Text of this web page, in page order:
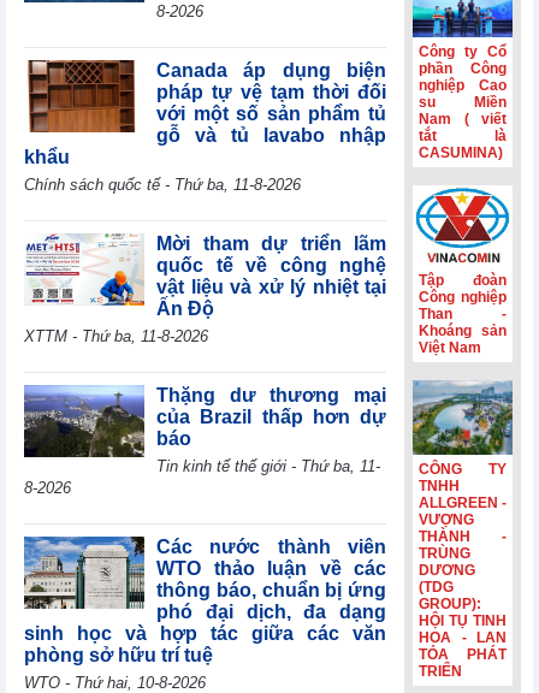
cho các nền kinh
tế mới nổi
Hành trình gắn
kết và nét đẹp
văn hóa Phân lân
Không còn lãi
lợi nhuận quý
II/2026 của HBC
giảm 55%
Lợi nhuận sau
thuế 6 tháng
giảm 82,9%,
dòng tiền âm
đồng
8-2026
Canada áp dụng biện
pháp tự vệ tạm thời đối
với một số sản phẩm tủ
gỗ và tủ lavabo nhập
khẩu
Chính sách quốc tế - Thứ ba, 11-8-2026
Mời tham dự triển lãm
quốc tế về công nghệ
vật liệu và xử lý nhiệt tại
Ấn Độ
XTTM - Thứ ba, 11-8-2026
Thặng dư thương mại
của Brazil thấp hơn dự
báo
Tin kinh tế thế giới - Thứ ba, 11-
8-2026
Các nước thành viên
WTO thảo luận về các
thông báo, chuẩn bị ứng
phó đại dịch, đa dạng
sinh học và hợp tác giữa các văn
phòng sở hữu trí tuệ
WTO - Thứ hai, 10-8-2026
Công ty Cổ
phần Công
nghiệp Cao
su Miền
Nam ( viết
tắt là
CASUMINA)
Tập đoàn
Công nghiệp
Than -
Khoáng sản
Việt Nam
CÔNG TY
TNHH
ALLGREEN -
VƯỢNG
THÀNH -
TRÙNG
DƯƠNG
(TDG
GROUP):
HỘI TỤ TINH
HOA - LAN
TỎA PHÁT
TRIỂN